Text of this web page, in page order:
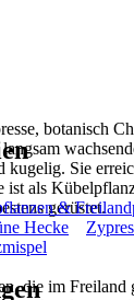
botanisch
kugelig. Sie
ist als
gerüstet.
die im Freiland
&
Hecke